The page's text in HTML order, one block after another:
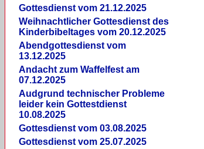
Gottesdienst vom 21.12.2025
Weihnachtlicher Gottesdienst des
Kinderbibeltages vom 20.12.2025
Abendgottesdienst vom
13.12.2025
Andacht zum Waffelfest am
07.12.2025
Audgrund technischer Probleme
leider kein Gottestdienst
10.08.2025
Gottesdienst vom 03.08.2025
Gottesdienst vom 25.07.2025